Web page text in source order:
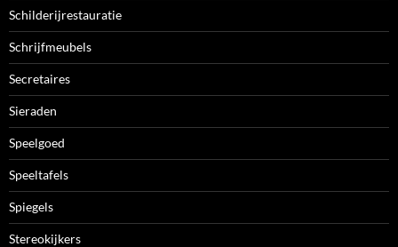
Schilderijrestauratie
Schrijfmeubels
Secretaires
Sieraden
Speelgoed
Speeltafels
Spiegels
Stereokijkers